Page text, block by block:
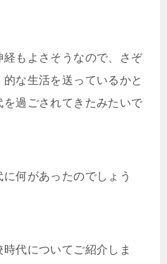
もよさそうなので、さぞ
な生活を送っているかと
過ごされてきたみたいで
何があったのでしょう
代についてご紹介しま